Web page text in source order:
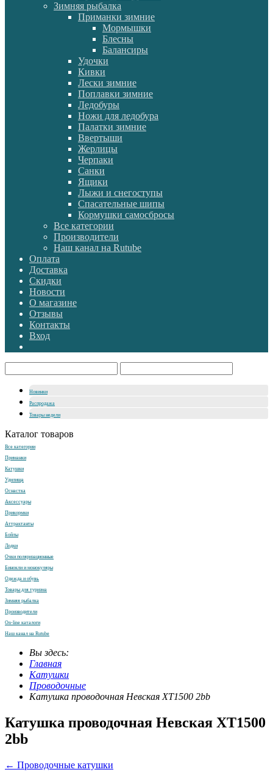
Зимняя рыбалка
Приманки зимние
Мормышки
Блесны
Балансиры
Удочки
Кивки
Лески зимние
Поплавки зимние
Ледобуры
Ножи для ледобура
Палатки зимние
Ввертыши
Жерлицы
Черпаки
Санки
Ящики
Лыжи и снегоступы
Спасательные шипы
Кормушки самосбросы
Все категории
Производители
Наш канал на Rutube
Оплата
Доставка
Скидки
Новости
О магазине
Отзывы
Контакты
Вход
Новинки
Распродажа
Товары недели
Каталог товаров
Все категории
Приманки
Катушки
Удилища
Оснастка
Аксессуары
Прикормки
Аттрактанты
Бойлы
Лодки
Очки поляризационные
Бинокли и монокуляры
Одежда и обувь
Товары для туризма
Зимняя рыбалка
Производители
On-line каталоги
Наш канал на Rutube
Вы здесь:
Главная
Катушки
Проводочные
Катушка проводочная Невская XT1500 2bb
Катушка проводочная Невская XT1500
2bb
← Проводочные катушки